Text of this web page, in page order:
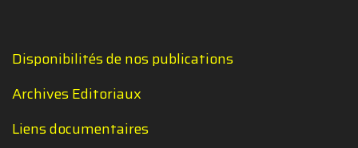
Disponibilités de nos publications
Archives Editoriaux
Liens documentaires